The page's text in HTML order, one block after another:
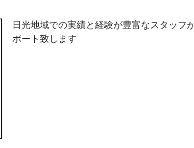
日光地域での実績と経験が豊富なスタッフ
ポート致します